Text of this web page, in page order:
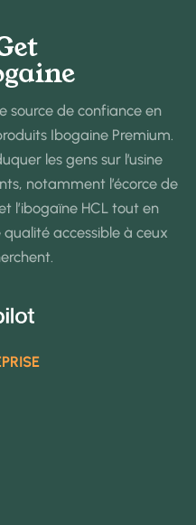
source de confiance en
Ibogaine Premium.
les gens sur l’usine
notamment l’écorce de
l’ibogaïne HCL tout en
accessible à ceux